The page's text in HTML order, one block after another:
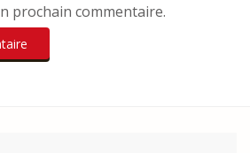
prochain commentaire.